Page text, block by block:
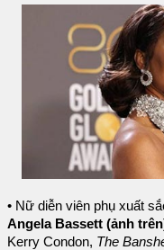
• Nữ diễn viên phụ xuất
Angela Bassett (ảnh
Kerry Condon, The